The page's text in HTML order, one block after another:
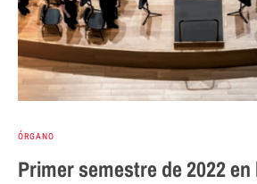
ÓRGANO
Primer semestre de 2022 en